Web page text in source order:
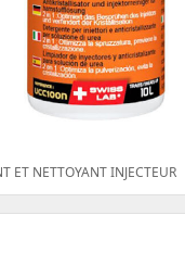
ET NETTOYANT INJECTEUR